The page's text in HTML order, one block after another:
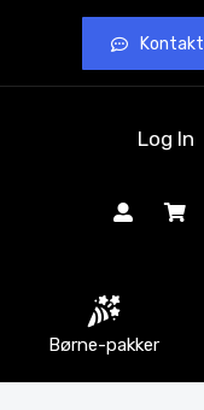
Kontakt
Log In
Børne-pakker